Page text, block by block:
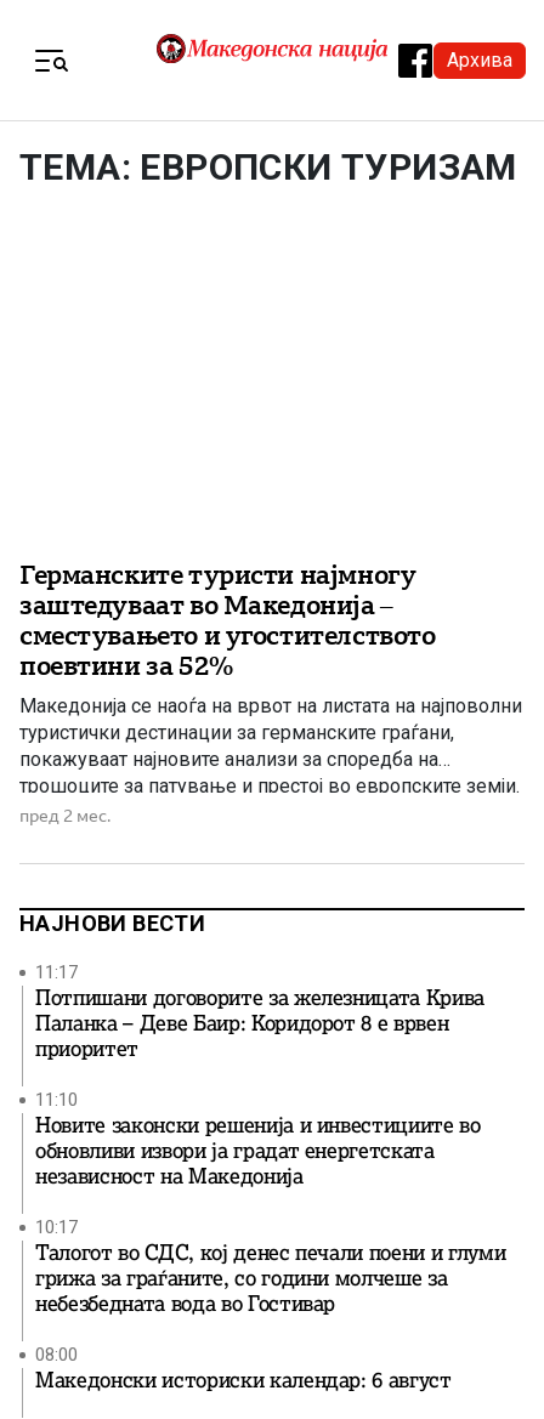
Архива
ТЕМА: ЕВРОПСКИ ТУРИЗАМ
Германските туристи најмногу
заштедуваат во Македонија –
сместувањето и угостителството
поевтини за 52%
Македонија се наоѓа на врвот на листата на најповолни
туристички дестинации за германските граѓани,
покажуваат најновите анализи за споредба на
трошоците за патување и престој во европските земји.
Според податоците, германските туристи токму во
бидејќи цените за сместување, ресторани, кафулиња и
пред 2 мес.
НАЈНОВИ ВЕСТИ
11:17
Потпишани договорите за железницата Крива
Паланка – Деве Баир: Коридорот 8 е врвен
приоритет
11:10
Новите законски решенија и инвестициите во
обновливи извори ја градат енергетската
независност на Македонија
10:17
Талогот во СДС, кој денес печали поени и глуми
грижа за граѓаните, со години молчеше за
небезбедната вода во Гостивар
08:00
Македонски историски календар: 6 август